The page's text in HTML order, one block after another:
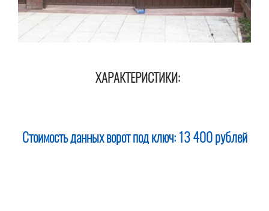
ХАРАКТЕРИСТИКИ:
Стоимость данных ворот под ключ: 13 400 рублей